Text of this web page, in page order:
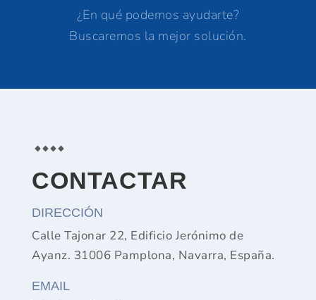
¿En qué podemos ayudarte?
Buscaremos la mejor solución.
CONTACTAR
DIRECCIÓN
Calle Tajonar 22, Edificio Jerónimo de
Ayanz. 31006 Pamplona, Navarra, España.
EMAIL